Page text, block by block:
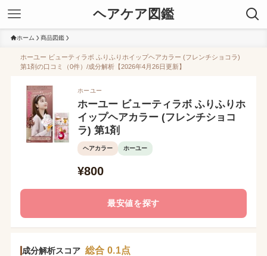
ヘアケア図鑑
ホーム 商品図鑑
ホーユー ビューティラボ ふりふりホイップヘアカラー (フレンチショコラ)
第1剤の口コミ（0件）/成分解析【2026年4月26日更新】
ホーユー
ホーユー ビューティラボ ふりふりホ
イップヘアカラー (フレンチショコ
ラ) 第1剤
ヘアカラー ホーユー
¥800
最安値を探す
成分解析スコア 総合 0.1点